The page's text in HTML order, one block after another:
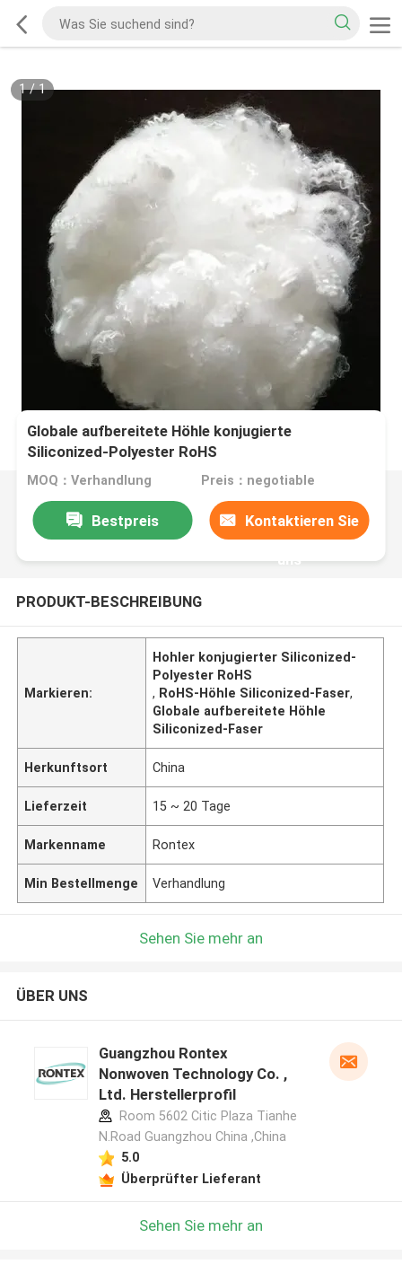
1/1
Globale aufbereitete Höhle konjugierte
Siliconized-Polyester RoHS
MOQ：Verhandlung Preis：negotiable
Bestpreis Kontaktieren Sie
uns
PRODUKT-BESCHREIBUNG
Markieren:
Hohler konjugierter Siliconized-
Polyester RoHS
, RoHS-Höhle Siliconized-Faser,
Globale aufbereitete Höhle
Siliconized-Faser
Herkunftsort China
Lieferzeit 15 ~ 20 Tage
Markenname Rontex
Min Bestellmenge Verhandlung
Sehen Sie mehr an
ÜBER UNS
Guangzhou Rontex
Nonwoven Technology Co. ,
Ltd. Herstellerprofil
Room 5602 Citic Plaza Tianhe
N.Road Guangzhou China ,China
5.0
Überprüfter Lieferant
Sehen Sie mehr an